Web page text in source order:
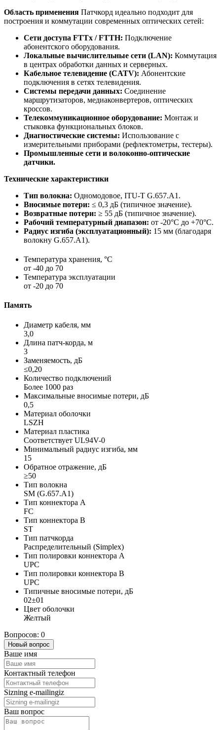
Область применения Патчкорд идеально подходит для
построения и коммутации современных оптических сетей:
Сети доступа FTTx / FTTH: Подключение
абонентского оборудования.
Локальные вычислительные сети (LAN): Коммутация
в центрах обработки данных и серверных.
Кабельное телевидение (CATV): Абонентские
подключения в сетях телевидения.
Системы передачи данных: Соединение
маршрутизаторов, медиаконвертеров, оптических
кроссов.
Телекоммуникационное оборудование: Монтаж и
стыковка функциональных блоков.
Диагностические системы: Использование с
измерительными приборами (рефлектометры, тестеры).
Промышленные сети и волоконно-оптические
датчики.
Технические характеристики
Тип волокна: Одномодовое, ITU-T G.657.A1.
Вносимые потери: ≤ 0,3 дБ (типичное значение).
Возвратные потери: ≥ 55 дБ (типичное значение).
Рабочий температурный диапазон: от -20°C до +70°C.
Радиус изгиба (эксплуатационный): 15 мм (благодаря
волокну G.657.A1).
Температура хранения, °C
от -40 до 70
Температура эксплуатации
от -20 до 70
Память
Диаметр кабеля, мм
3,0
Длина патч-корда, м
3
Заменяемость, дБ
≤0,20
Количество подключений
Более 1000 раз
Максимальные вносимые потери, дБ
0,5
Материал оболочки
LSZH
Материал пластика
Соответствует UL94V-0
Минимальный радиус изгиба, мм
15
Обратное отражение, дБ
≥50
Тип волокна
SM (G.657.A1)
Тип коннектора A
FC
Тип коннектора B
ST
Тип патчкорда
Распределительный (Simplex)
Тип полировки коннектора A
UPC
Тип полировки коннектора B
UPC
Типичные вносимые потери, дБ
02±01
Цвет оболочки
Желтый
Вопросов: 0
Новый вопрос
Ваше имя
Контактный телефон
Sizning e-mailingiz
Ваш вопрос